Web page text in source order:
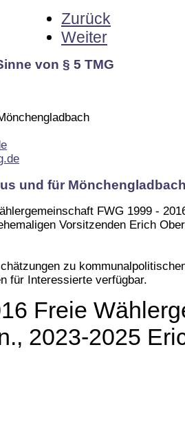
Zurück
Weiter
von § 5 TMG
und für
FWG 1999 -
Vorsitzenden Erich
zu
für Interessierte verfügbar.
Freie
2023-2025